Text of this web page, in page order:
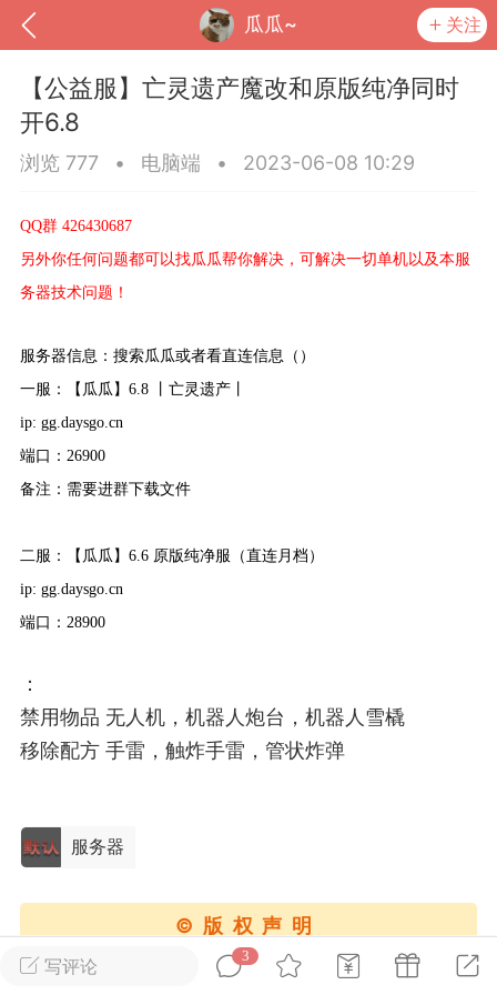
瓜瓜~ 关注
我的钱包 道具 排行榜
大人
Lv.8
02-10 15:45
电脑端
卖挂
禁止发布联机可用的作弊模组，
作弊模组的发布规范近期收到一些信息
作弊模组在联机服务器使用,为了维护游
环境，中文网特此发布以下声明，规范
汉
大人
Lv.8
写评论
3
【公益服】亡灵遗产魔改和原版纯净同时
开6.8
浏览 777 • 电脑端 • 2023-06-08 10:29
QQ群 426430687
另外你任何问题都可以找瓜瓜帮你解决，可解决一切单机以及本服
务器技术问题！
服务器信息：搜索瓜瓜或者看直连信息（）
一服：【瓜瓜】6.8 丨亡灵遗产丨
ip: gg.daysgo.cn
端口：26900
备注：需要进群下载文件
二服：【瓜瓜】6.6 原版纯净服（直连月档）
ip: gg.daysgo.cn
端口：28900
：
禁用物品 无人机，机器人炮台，机器人雪橇
移除配方 手雷，触炸手雷，管状炸弹
服务器
©版权声明
1、本站所有内容由用户发表，作者与本站享有帖子版权；